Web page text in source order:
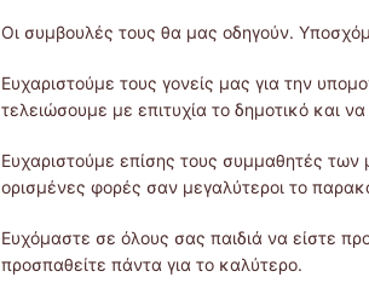
Οι συμβουλές τους θα μας οδηγούν.
Ευχαριστούμε τους γονείς μας για την
τελειώσουμε με επιτυχία το δημοτικό και
Ευχαριστούμε επίσης τους συμμαθητές
ορισμένες φορές σαν μεγαλύτεροι το
Ευχόμαστε σε όλους σας παιδιά να είστε
προσπαθείτε πάντα για το καλύτερο.